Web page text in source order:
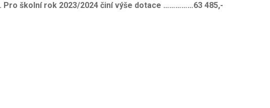
školní rok 2023/2024 činí výše dotace ……………63 485,-